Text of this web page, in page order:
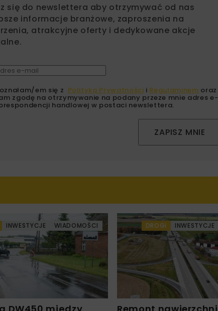
się do newslettera aby otrzymywać od nas
informacje branżowe, zaproszenia na
atrakcyjne oferty i dedykowane akcje
em się z Polityką Prywatności i Regulaminem oraz
zgodę na otrzymywanie na podany przeze mnie adres e-
handlowej w postaci newslettera.
ZAPISZ MNIE
INWESTYCJE WIADOMOŚCI DROGI INWESTYCJE